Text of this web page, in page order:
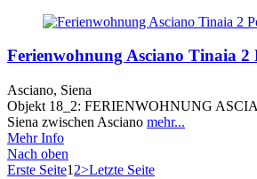
Ferienwohnung Asciano Tinaia 2
Asciano, Siena
Objekt 18_2: FERIENWOHNUNG
Siena zwischen Asciano mehr...
Mehr Info
Nach oben
Erste Seite1 2>Letzte Seite